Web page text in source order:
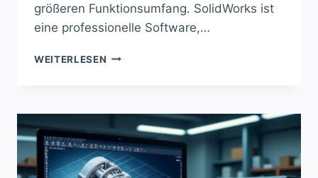
größeren Funktionsumfang. SolidWorks ist
eine professionelle Software,…
WEITERLESEN WIE
CAD
MEISTERN?